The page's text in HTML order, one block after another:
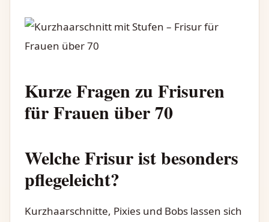
Kurze Fragen zu Frisuren
für Frauen über 70
Welche Frisur ist besonders
pflegeleicht?
Kurzhaarschnitte, Pixies und Bobs lassen sich